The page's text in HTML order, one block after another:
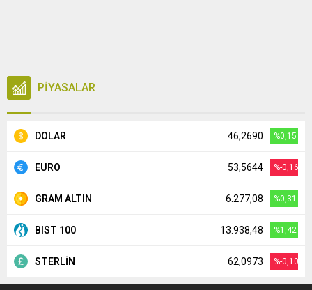
PİYASALAR
DOLAR 46,2690 %0,15
EURO 53,5644 %-0,16
GRAM ALTIN 6.277,08 %0,31
BIST 100 13.938,48 %1,42
STERLİN 62,0973 %-0,10